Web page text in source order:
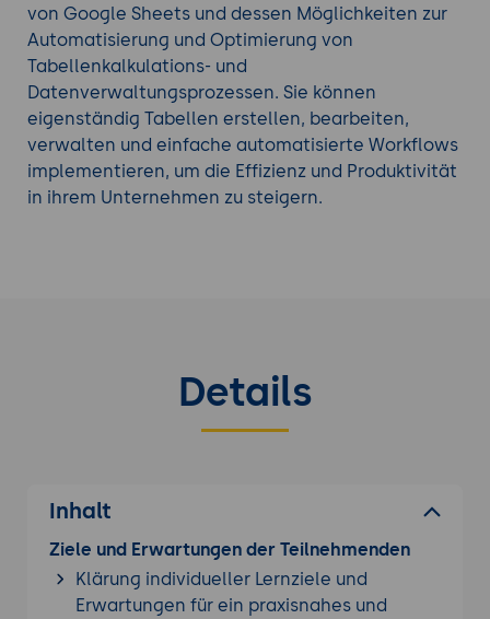
Nutzen für Unternehmen
Unternehmen profitieren durch die Teilnahme an
diesem Seminar von der Fähigkeit, schnell und
kosteneffizient professionelle
Tabellenkalkulationen zu erstellen, zu bearbeiten
und zu verwalten, die ihre Geschäftsprozesse
unterstützen und die Entscheidungsfindung
verbessern. Google Sheets ermöglicht eine hohe
Datenmanagement Seminare.
von Google Sheets und dessen Möglichkeiten zur
Automatisierung und Optimierung von
Tabellenkalkulations- und
Datenverwaltungsprozessen. Sie können
eigenständig Tabellen erstellen, bearbeiten,
verwalten und einfache automatisierte Workflows
implementieren, um die Effizienz und Produktivität
in ihrem Unternehmen zu steigern.
Details
Inhalt
Ziele und Erwartungen der Teilnehmenden
Klärung individueller Lernziele und
Erwartungen für ein praxisnahes und